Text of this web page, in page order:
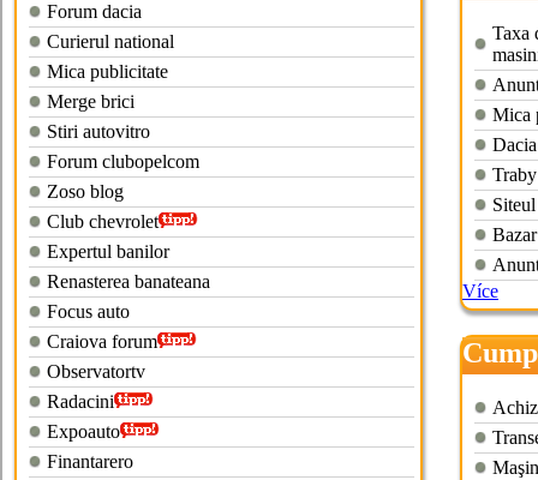
Forum dacia
Curierul national
Mica publicitate
Merge brici
Stiri autovitro
Forum clubopelcom
Zoso blog
Club chevrolet
Expertul banilor
Renasterea banateana
Focus auto
Craiova forum
Observatortv
Radacini
Expoauto
Finantarero
Taxa
Mica
Více